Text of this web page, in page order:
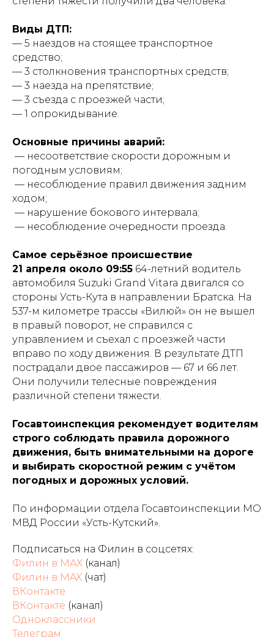
Виды ДТП:
— 5 наездов на стоящее транспортное
средство;
— 3 столкновения транспортных средств;
— 3 наезда на препятствие;
— 3 съезда с проезжей части;
— 1 опрокидывание.
Основные причины аварий:
️ — несоответствие скорости дорожным и
погодным условиям;
️ — несоблюдение правил движения задним
ходом;
️ — нарушение бокового интервала;
️ — несоблюдение очередности проезда.
Самое серьёзное происшествие
21 апреля около 09:55 64-летний водитель
автомобиля Suzuki Grand Vitara двигался со
стороны Усть-Кута в направлении Братска. На
537-м километре трассы «Вилюй» он не вышел
в правый поворот, не справился с
управлением и съехал с проезжей части
вправо по ходу движения. В результате ДТП
пострадали двое пассажиров — 67 и 66 лет.
Они получили телесные повреждения
различной степени тяжести.
Госавтоинспекция рекомендует водителям
строго соблюдать правила дорожного
движения, быть внимательными на дороге
и выбирать скоростной режим с учётом
погодных и дорожных условий.
По информации отдела Госавтоинспекции МО
МВД России «Усть-Кутский».
Подписаться на Филин в соцсетях:
Филин в МАХ (канал)
Филин в MAX (чат)
ВКонтакте
ВКонтакте (канал)
Одноклассники
Телеграм